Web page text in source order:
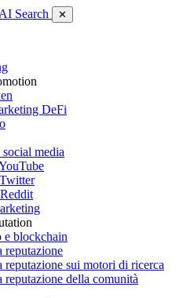
Search ✕
DeFi
media
e blockchain
reputazione
reputazione sui motori di ricerca
reputazione della comunità